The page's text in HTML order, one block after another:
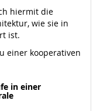
hiermit die
wie sie in
ist.
einer kooperativen
in einer